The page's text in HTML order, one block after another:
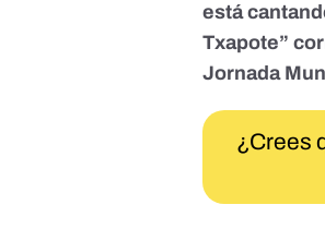
está
Txapote”
Jornada
¿Crees